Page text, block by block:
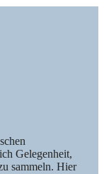
Gelegenheit,
sammeln. Hier